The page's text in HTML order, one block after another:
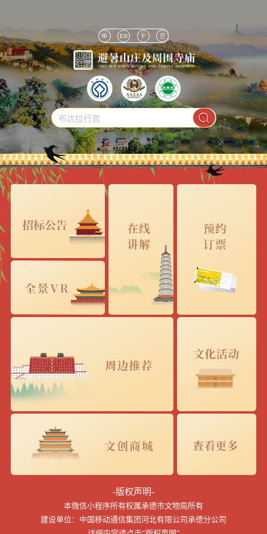
中 EN テ 한
布达拉行宫
-版权声明-
本微信小程序所有权属承德市文物局所有
建设单位：中国移动通信集团河北有限公司承德分公司